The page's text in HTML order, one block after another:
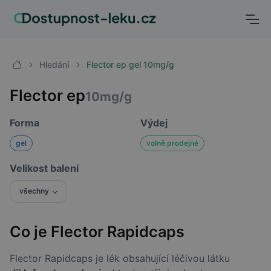
Hledání Flector ep gel 10mg/g
Flector ep10mg/g
Forma
gel
Výdej
volně prodejné
Velikost balení
všechny
Co je Flector Rapidcaps
Flector Rapidcaps je lék obsahující léčivou látku